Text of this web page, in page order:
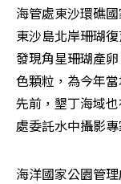
海管處東沙環礁
東沙島北岸珊瑚
發現角星珊瑚產
色顆粒，為今年
先前，墾丁海域
處委託水中攝影
海洋國家公園管